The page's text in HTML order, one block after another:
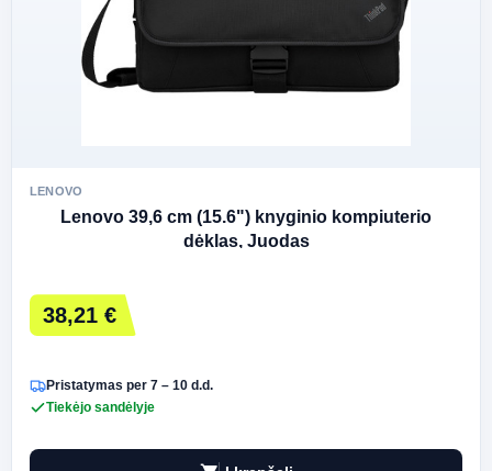
LENOVO
Lenovo 39,6 cm (15.6") knyginio kompiuterio
dėklas, Juodas
38,21 €
Pristatymas per 7 – 10 d.d.
Tiekėjo sandėlyje